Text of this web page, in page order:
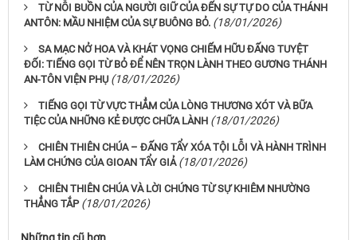
TỪ NỖI BUỒN CỦA NGƯỜI GIỮ CỦA ĐẾN SỰ TỰ DO CỦA THÁNH
ANTÔN: MẦU NHIỆM CỦA SỰ BUÔNG BỎ. (18/01/2026)
SA MẠC NỞ HOA VÀ KHÁT VỌNG CHIẾM HỮU ĐẤNG TUYỆT
ĐỐI: TIẾNG GỌI TỪ BỎ ĐỂ NÊN TRỌN LÀNH THEO GƯƠNG THÁNH
AN-TÔN VIỆN PHỤ (18/01/2026)
TIẾNG GỌI TỪ VỰC THẲM CỦA LÒNG THƯƠNG XÓT VÀ BỮA
TIỆC CỦA NHỮNG KẺ ĐƯỢC CHỮA LÀNH (18/01/2026)
CHIÊN THIÊN CHÚA – ĐẤNG TẨY XÓA TỘI LỖI VÀ HÀNH TRÌNH
LÀM CHỨNG CỦA GIOAN TẨY GIẢ (18/01/2026)
CHIÊN THIÊN CHÚA VÀ LỜI CHỨNG TỪ SỰ KHIÊM NHƯỜNG
THẲNG TẮP (18/01/2026)